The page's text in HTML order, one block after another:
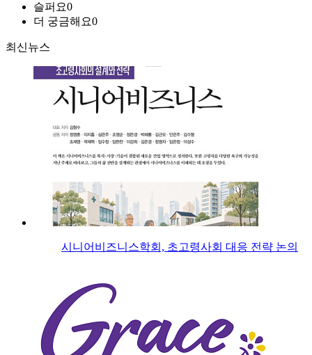
슬퍼요0
더 궁금해요0
최신뉴스
시니어비즈니스학회, 초고령사회 대응 전략 논의